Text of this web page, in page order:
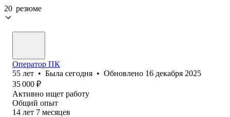
20 резюме
Оператор ПК
55 лет • Была сегодня • Обновлено 16 декабря 2025
35 000 ₽
Активно ищет работу
Общий опыт
14 лет 7 месяцев